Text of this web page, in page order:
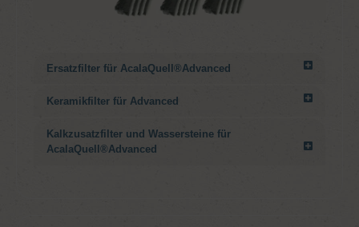
Ersatzfilter für AcalaQuell®Advanced
Keramikfilter für Advanced
Kalkzusatzfilter und Wassersteine für
AcalaQuell®Advanced